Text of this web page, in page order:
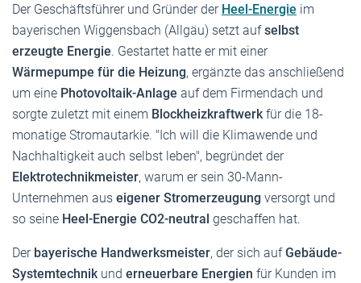
Der Geschäftsführer und Gründer der Heel-Energie im
bayerischen Wiggensbach (Allgäu) setzt aufselbst
erzeugte Energie. Gestartet hatte er mit einer
Wärmepumpe für die Heizung, ergänzte das anschließend
um eine Photovoltaik-Anlage auf dem Firmendach und
sorgte zuletzt mit einem Blockheizkraftwerk für die 18-
monatige Stromautarkie. "Ich will die Klimawende und
Nachhaltigkeit auch selbst leben", begründet der
Elektrotechnikmeister, warum er sein 30-Mann-
Unternehmen aus eigener Stromerzeugung versorgt und
so seine Heel-Energie CO2-neutral geschaffen hat.
Der bayerische Handwerksmeister, der sich aufGebäude-
Systemtechnik und erneuerbare Energien für Kunden im